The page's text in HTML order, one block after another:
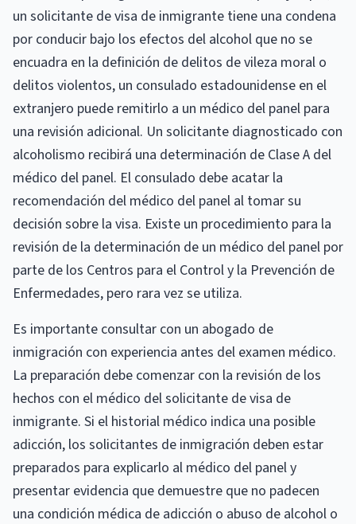
un solicitante de visa de inmigrante tiene una condena
por conducir bajo los efectos del alcohol que no se
encuadra en la definición de delitos de vileza moral o
delitos violentos, un consulado estadounidense en el
extranjero puede remitirlo a un médico del panel para
una revisión adicional. Un solicitante diagnosticado con
alcoholismo recibirá una determinación de Clase A del
médico del panel. El consulado debe acatar la
recomendación del médico del panel al tomar su
decisión sobre la visa. Existe un procedimiento para la
revisión de la determinación de un médico del panel por
parte de los Centros para el Control y la Prevención de
Enfermedades, pero rara vez se utiliza.
Es importante consultar con un abogado de
inmigración con experiencia antes del examen médico.
La preparación debe comenzar con la revisión de los
hechos con el médico del solicitante de visa de
inmigrante. Si el historial médico indica una posible
adicción, los solicitantes de inmigración deben estar
preparados para explicarlo al médico del panel y
presentar evidencia que demuestre que no padecen
una condición médica de adicción o abuso de alcohol o